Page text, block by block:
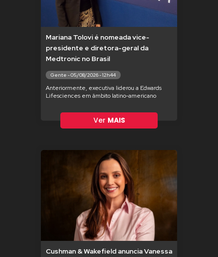
Mariana Tolovi é nomeada vice-
presidente e diretora-geral da
Medtronic no Brasil
Gente - 05/08/2026 - 12h44
Anteriormente, executiva liderou a Edwards
Lifesciences em âmbito latino-americano
Ver MAIS
Cushman & Wakefield anuncia Vanessa